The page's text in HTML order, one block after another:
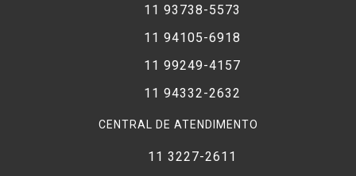
11 93738-5573
11 94105-6918
11 99249-4157
11 94332-2632
CENTRAL DE ATENDIMENTO
11 3227-2611